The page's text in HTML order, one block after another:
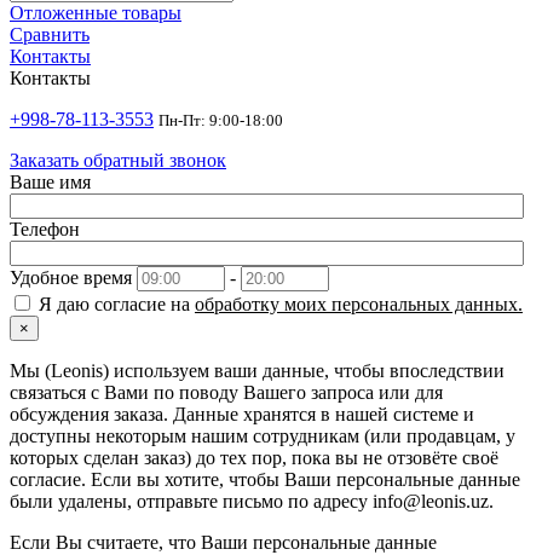
Отложенные товары
Сравнить
Контакты
Контакты
+998-78-113-3553 Пн-Пт: 9:00-18:00
Заказать обратный звонок
Ваше имя
Телефон
Удобное время
-
Я даю согласие на обработку моих персональных данных.
×
Мы (Leonis) используем ваши данные, чтобы впоследствии
связаться с Вами по поводу Вашего запроса или для
обсуждения заказа. Данные хранятся в нашей системе и
доступны некоторым нашим сотрудникам (или продавцам, у
которых сделан заказ) до тех пор, пока вы не отзовёте своё
согласие. Если вы хотите, чтобы Ваши персональные данные
были удалены, отправьте письмо по адресу info@leonis.uz.
Если Вы считаете, что Ваши персональные данные